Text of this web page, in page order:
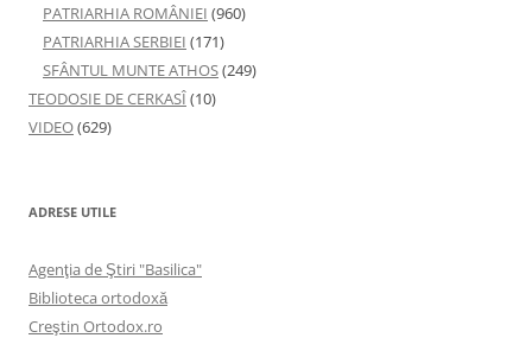
PATRIARHIA ROMÂNIEI (960)
PATRIARHIA SERBIEI (171)
SFÂNTUL MUNTE ATHOS(249)
TEODOSIE DE CERKASÎ(10)
VIDEO(629)
ADRESE UTILE
Agenţia de Ştiri "Basilica"
Biblioteca ortodoxă
Creştin Ortodox.ro